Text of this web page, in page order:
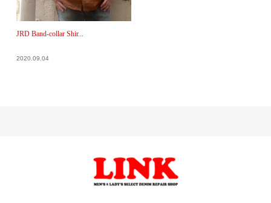
JRD Band-collar Shir...
2020.09.04